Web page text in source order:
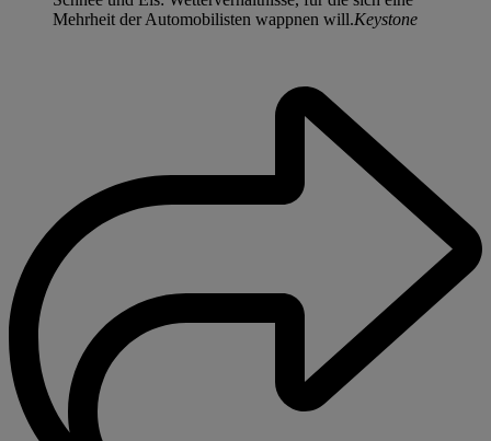
Mehrheit der Automobilisten wappnen will.Keystone